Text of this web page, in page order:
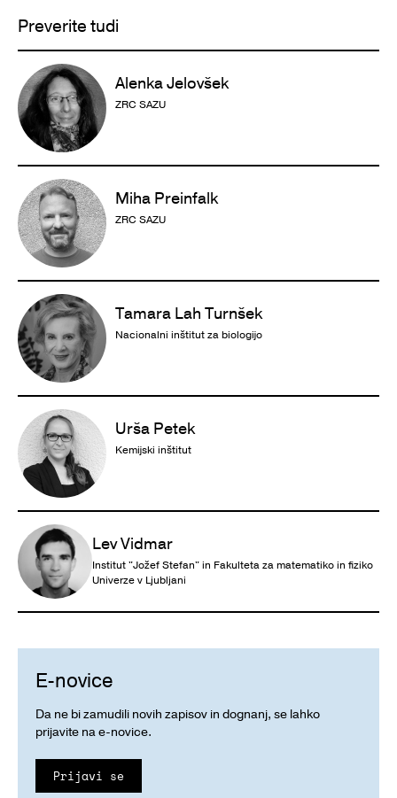
Preverite tudi
Alenka Jelovšek
ZRC SAZU
Miha Preinfalk
ZRC SAZU
Tamara Lah Turnšek
Nacionalni inštitut za biologijo
Urša Petek
Kemijski inštitut
Lev Vidmar
Institut "Jožef Stefan" in Fakulteta za matematiko in fiziko
Univerze v Ljubljani
E-novice
Da ne bi zamudili novih zapisov in dognanj, se lahko
prijavite na e-novice.
Prijavi se